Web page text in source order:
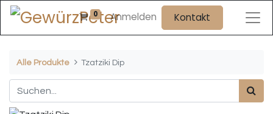
0 Anmelden Kontakt
Alle Produkte Tzatziki Dip